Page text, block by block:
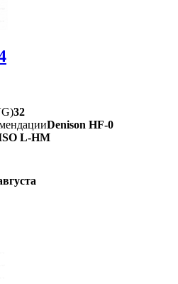
32
Denison HF-0
L-HM